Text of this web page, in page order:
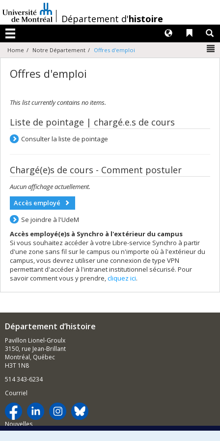
au
contenu
/Département d'histoire
Menu
Liens
Langues
Home Notre Département Offres d'emploi
Offres d'emploi
This list currently contains no items.
Liste de pointage | chargé.e.s de cours
Consulter la liste de pointage
Chargé(e)s de cours - Comment postuler
Aucun affichage actuellement.
Accès employé
Se joindre à l'UdeM
Accès employé(e)s à Synchro à l'extérieur du campus
Si vous souhaitez accéder à votre Libre-service Synchro à partir
d'une zone sans fil sur le campus ou n'importe où à l'extérieur du
campus, vous devrez utiliser une connexion de type VPN
permettant d'accéder à l'intranet institutionnel sécurisé. Pour
savoir comment vous y prendre, cliquez ici.
Département d’histoire
Pavillon Lionel-Groulx
3150, rue Jean-Brillant
Montréal, Québec
H3T 1N8
514 343-6234
Courriel
Nouvelles